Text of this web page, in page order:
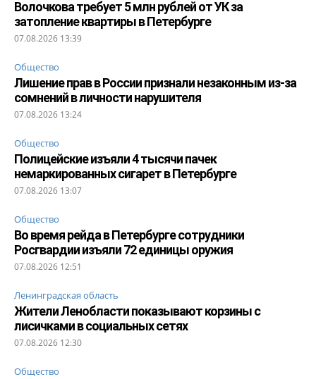
Волочкова требует 5 млн рублей от УК за
затопление квартиры в Петербурге
07.08.2026 13:39
Общество
Лишение прав в России признали незаконным из-за
сомнений в личности нарушителя
07.08.2026 13:24
Общество
Полицейские изъяли 4 тысячи пачек
немаркированных сигарет в Петербурге
07.08.2026 13:07
Общество
Во время рейда в Петербурге сотрудники
Росгвардии изъяли 72 единицы оружия
07.08.2026 12:51
Ленинградская область
Жители Ленобласти показывают корзины с
лисичками в социальных сетях
07.08.2026 12:30
Общество